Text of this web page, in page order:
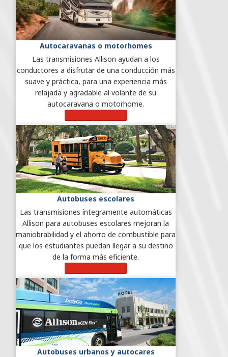
Autocaravanas o motorhomes
Las transmisiones Allison ayudan a los
conductores a disfrutar de una conducción más
suave y práctica, para una experiencia más
relajada y agradable al volante de su
autocaravana o motorhome.
Autobuses escolares
Las transmisiones íntegramente automáticas
Allison para autobuses escolares mejoran la
maniobrabilidad y el ahorro de combustible para
que los estudiantes puedan llegar a su destino
de la forma más eficiente.
Autobuses urbanos y autocares